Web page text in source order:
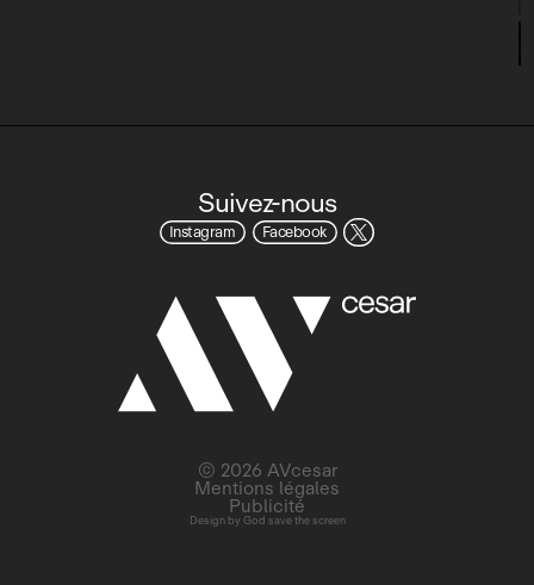
Suivez-nous
Instagram Facebook
Design by God save the screen
© 2026 AVcesar
Mentions légales
Publicité